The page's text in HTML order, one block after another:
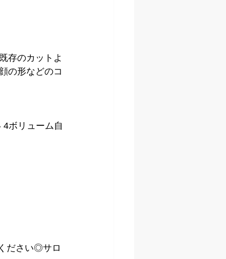
存のカットよ
の形などのコ
ボリューム自
ださい◎サロ